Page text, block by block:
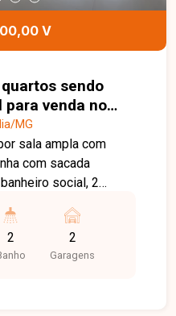
V
sendo
venda no
MG
sala ampla com
com sacada
social, 2
de garagem
relax space,
salão de festa,
2 2
Garagens